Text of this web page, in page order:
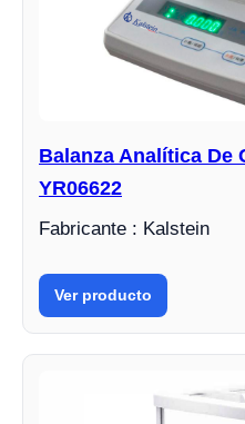
Balanza Analítica De
YR06622
Fabricante : Kalstein
Ver producto